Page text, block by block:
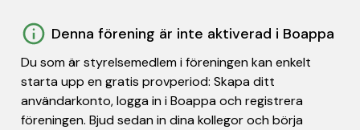
Denna förening är inte aktiverad i Boappa
Du som är styrelsemedlem i föreningen kan enkelt
starta upp en gratis provperiod: Skapa ditt
användarkonto, logga in i Boappa och registrera
föreningen. Bjud sedan in dina kollegor och börja